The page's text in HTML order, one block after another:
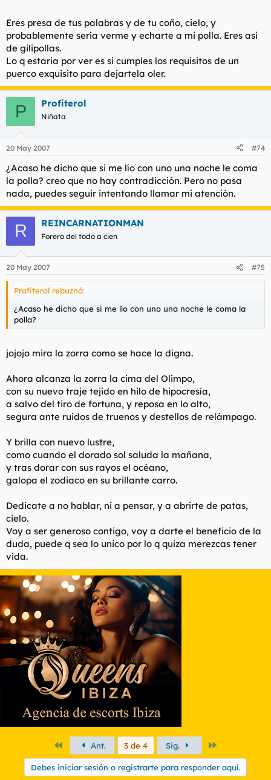
Eres presa de tus palabras y de tu coño, cielo, y
probablemente seria verme y echarte a mi polla. Eres asi
de gilipollas.
Lo q estaria por ver es si cumples los requisitos de un
puerco exquisito para dejartela oler.
P Profiterol
Niñata
20 May 2007 #74
¿Acaso he dicho que si me lío con uno una noche le coma
la polla? creo que no hay contradicción. Pero no pasa
nada, puedes seguir intentando llamar mi atención.
R REINCARNATIONMAN
Forero del todo a cien
20 May 2007 #75
Profiterol rebuznó:
¿Acaso he dicho que si me lío con uno una noche le coma la
polla?
jojojo mira la zorra como se hace la digna.
Ahora alcanza la zorra la cima del Olimpo,
con su nuevo traje tejido en hilo de hipocresía,
a salvo del tiro de fortuna, y reposa en lo alto,
segura ante ruidos de truenos y destellos de relámpago.
Y brilla con nuevo lustre,
como cuando el dorado sol saluda la mañana,
y tras dorar con sus rayos el océano,
galopa el zodiaco en su brillante carro.
Dedicate a no hablar, ni a pensar, y a abrirte de patas,
cielo.
Voy a ser generoso contigo, voy a darte el beneficio de la
duda, puede q sea lo unico por lo q quiza merezcas tener
vida.
PrimeroAnt. 3 de 4 Sig.
Debes iniciar sesión o registrarte para responder aquí.